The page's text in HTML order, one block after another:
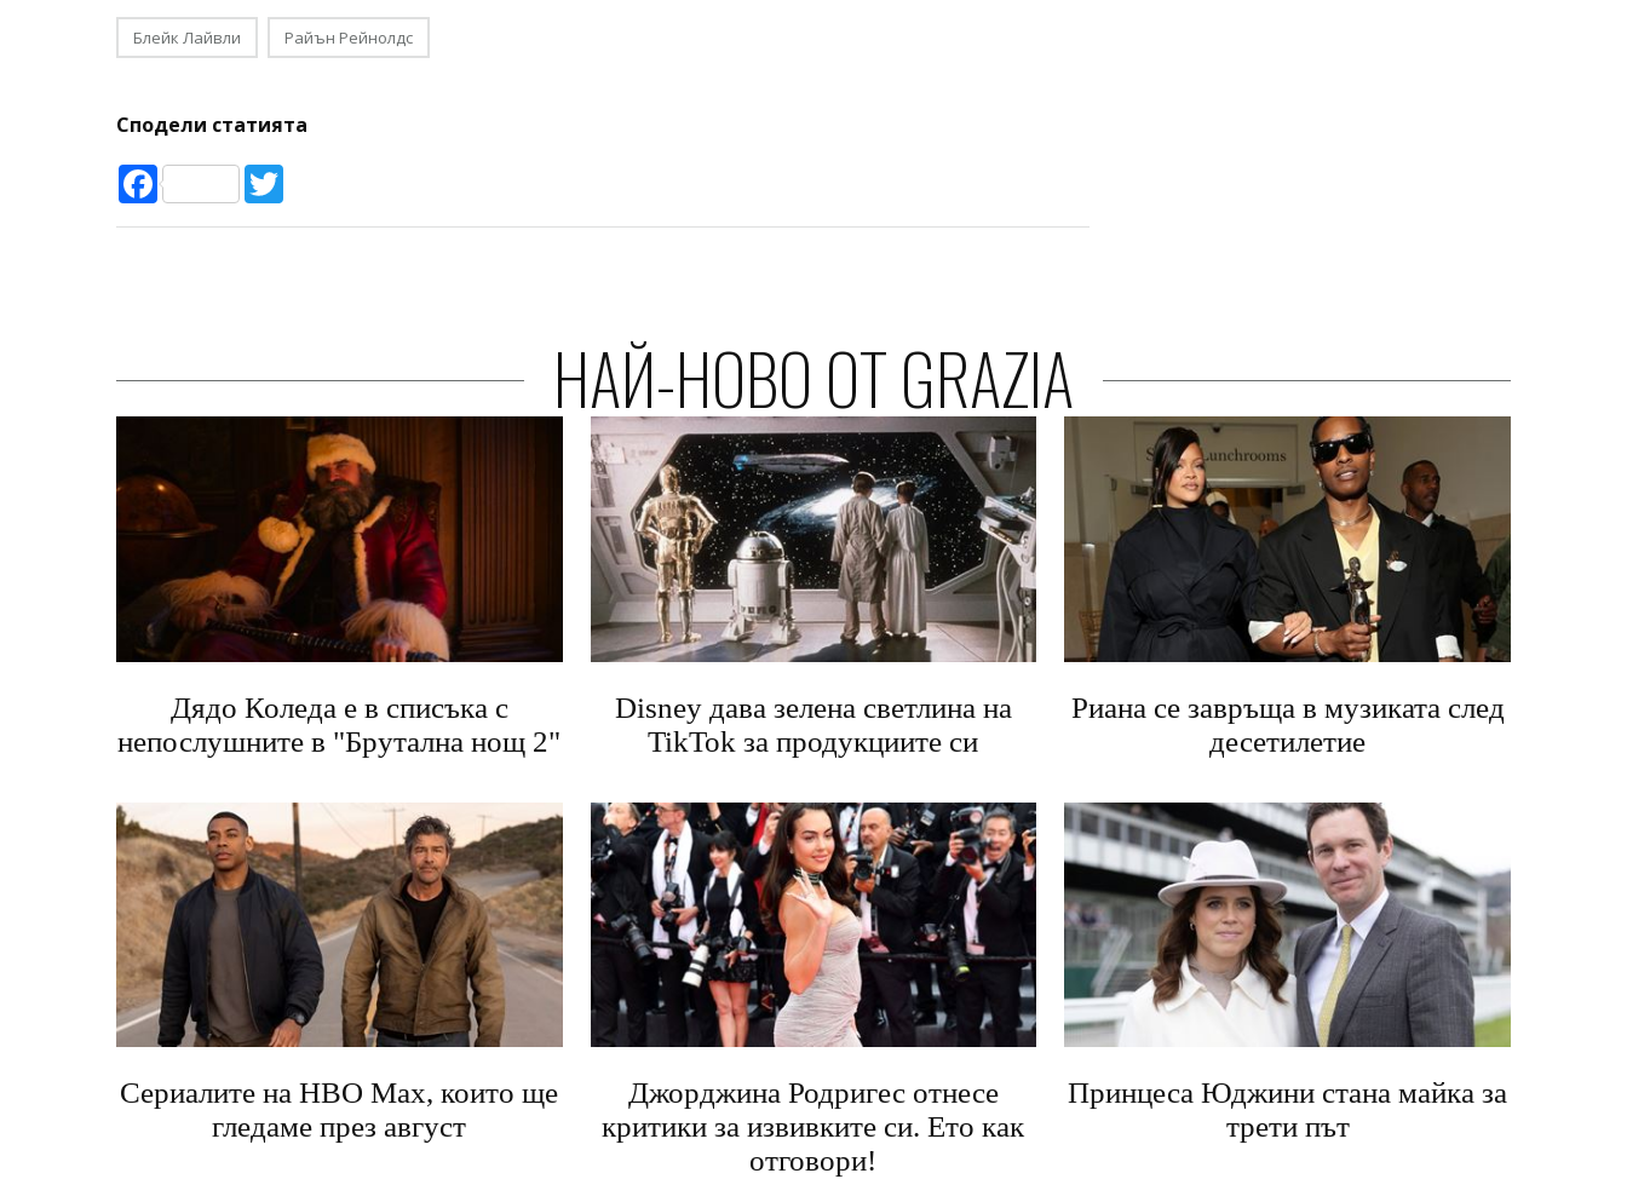
Блейк Лайвли Райън Рейнолдс
Сподели статията
Facebook
НАЙ-НОВО ОТ GRAZIA
Дядо Коледа е в списъка с
непослушните в "Брутална нощ 2"
Disney дава зелена светлина на
TikTok за продукциите си
Риана се завръща в музиката след
десетилетие
Сериалите на HBO Max, които ще
гледаме през август
Джорджина Родригес отнесе
критики за извивките си. Ето как
отговори!
Принцеса Юджини стана майка за
трети път